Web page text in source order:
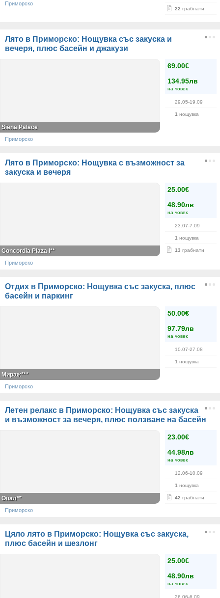
22 грабнати
Приморско
Лято в Приморско: Нощувка със закуска и
вечеря, плюс басейн и джакузи
69.00€
134.95лв
на човек
29.05-19.09
1 нощувка
Siena Palace
Приморско
Лято в Приморско: Нощувка с възможност за
закуска и вечеря
25.00€
48.90лв
на човек
23.07-7.09
1 нощувка
13 грабнати
Concordia Plaza I**
Приморско
Отдих в Приморско: Нощувка със закуска, плюс
басейн и паркинг
50.00€
97.79лв
на човек
10.07-27.08
1 нощувка
Мираж***
Приморско
Летен релакс в Приморско: Нощувка със закуска
и възможност за вечеря, плюс ползване на басейн
23.00€
44.98лв
на човек
12.06-10.09
1 нощувка
42 грабнати
Опал**
Приморско
Цяло лято в Приморско: Нощувка със закуска,
плюс басейн и шезлонг
25.00€
48.90лв
на човек
26.06-6.09